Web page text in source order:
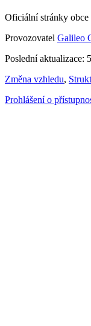
Oficiální stránky
Provozovatel Galileo
Poslední aktualizace:
Změna vzhledu,
Prohlášení o